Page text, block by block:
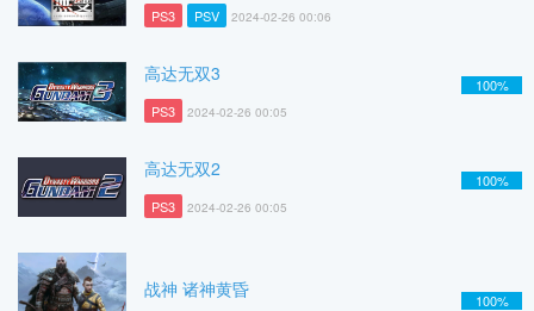
PS3 PSV 2024-02-26 00:06
高达无双3
PS3 2024-02-26 00:05
100%
高达无双2
PS3 2024-02-26 00:05
100%
战神 诸神黄昏 100%